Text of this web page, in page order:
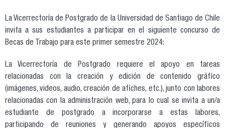
La Vicerrectoría de Postgrado de la Universidad de Santiago de Chile
invita a sus estudiantes a participar en el siguiente concurso de
Becas de Trabajo para este primer semestre 2024:
La Vicerrectoría de Postgrado requiere el apoyo en tareas
relacionadas con la creación y edición de contenido gráfico
(imágenes, videos, audio, creación de afiches, etc.), junto con labores
relacionadas con la administración web, para lo cual se invita a un/a
estudiante de postgrado a incorporarse a estas labores,
participando de reuniones y generando apoyos específicos